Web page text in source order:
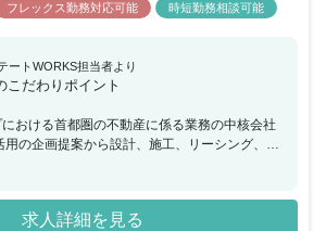
フレックス勤務対応可能 時短勤務相談可能
ートWORKS担当者より
こだわりポイント
おける首都圏の不動産に係る業務の中核会社
用の企画提案から設計、施工、リーシング、ビ
行い、その全てに営業担当としてかかわるこ
会社の成長とともに社員個人としても成長で
ジションについて、営業エリアの地権者に対し
求人詳細を見る